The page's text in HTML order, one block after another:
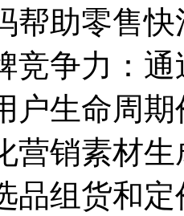
帮助零售
竞争力
用户生命周
化营销素材
组货和定